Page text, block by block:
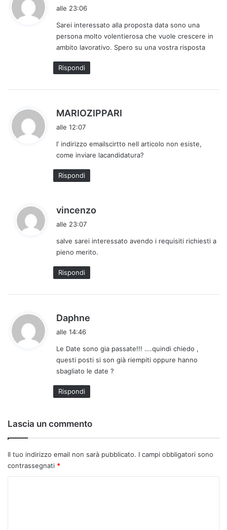
e
t
t
alle 23:06
Sarei interessato alla proposta data sono una
persona molto volentierosa che vuole crescere in
ambito lavorativo. Spero su una vostra risposta
Rispondi
MARIOZIPPARI
e
t
alle 12:07
l’ indirizzo emailscirtto nell articolo non esiste,
come inviare lacandidatura?
Rispondi
vincenzo
e
t
alle 23:07
salve sarei interessato avendo i requisiti richiesti a
pieno merito.
Rispondi
Daphne
e
t
t
alle 14:46
Le Date sono gia passate!!! ….quindi chiedo ,
questi posti si son già riempiti oppure hanno
sbagliato le date ?
Rispondi
Lascia un commento
Il tuo indirizzo email non sarà pubblicato. I campi obbligatori sono
contrassegnati *